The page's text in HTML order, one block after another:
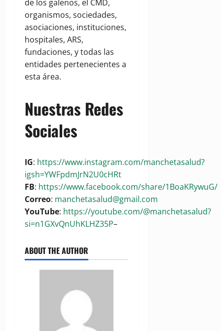
de los galenos, el CMD,
organismos, sociedades,
asociaciones, instituciones,
hospitales, ARS,
fundaciones, y todas las
entidades pertenecientes a
esta área.
Nuestras Redes
Sociales
IG: https://www.instagram.com/manchetasalud?
igsh=YWFpdmJrN2U0cHRt
FB: https://www.facebook.com/share/1BoaKRywuG/
Correo: manchetasalud@gmail.com
YouTube: https://youtube.com/@manchetasalud?
si=n1GXvQnUhKLHZ35P–
ABOUT THE AUTHOR